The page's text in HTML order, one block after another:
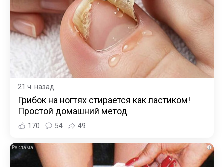
21 ч. назад
Грибок на ногтях стирается как ластиком!
Простой домашний метод
170 54 49
i